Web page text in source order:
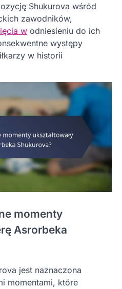
Shukurova wśród
zawodników,
w odniesieniu do ich
występy
w historii
momenty
Asrorbeka
jest naznaczona
momentami, które